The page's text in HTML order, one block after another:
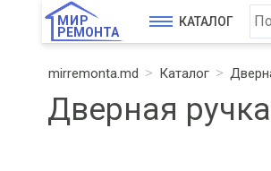
МИР
РЕМОНТА
КАТАЛОГ
mirremonta.md Каталог
Дверная ручка